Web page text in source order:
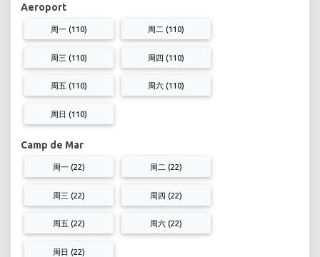
Aeroport
周一 (110) 周二 (110)
周三 (110) 周四 (110)
周五 (110) 周六 (110)
周日 (110)
Camp de Mar
周一 (22) 周二 (22)
周三 (22) 周四 (22)
周五 (22) 周六 (22)
周日 (22)